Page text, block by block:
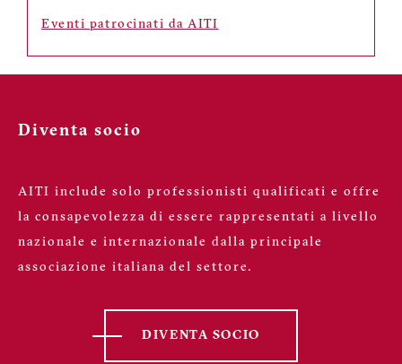
Eventi patrocinati da AITI
Diventa socio
AITI include solo professionisti qualificati e offre
la consapevolezza di essere rappresentati a livello
nazionale e internazionale dalla principale
associazione italiana del settore.
DIVENTA SOCIO